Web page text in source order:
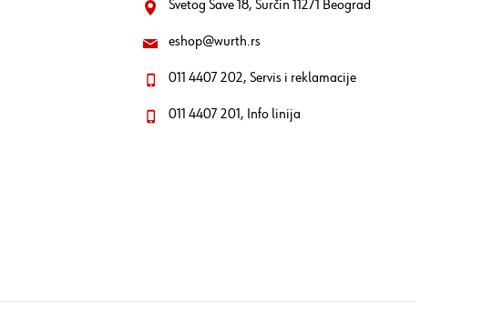
Svetog Save 18, Surčin 11271 Beograd
eshop@wurth.rs
011 4407 202, Servis i reklamacije
011 4407 201, Info linija